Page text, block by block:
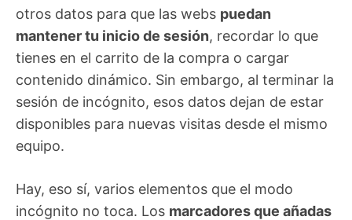
otros datos para que las webs puedan
mantener tu inicio de sesión, recordar lo que
tienes en el carrito de la compra o cargar
contenido dinámico. Sin embargo, al terminar la
sesión de incógnito, esos datos dejan de estar
disponibles para nuevas visitas desde el mismo
equipo.
Hay, eso sí, varios elementos que el modo
incógnito no toca. Los marcadores que añadas